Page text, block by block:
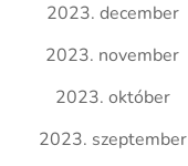
2023. december
2023. november
2023. október
2023. szeptember